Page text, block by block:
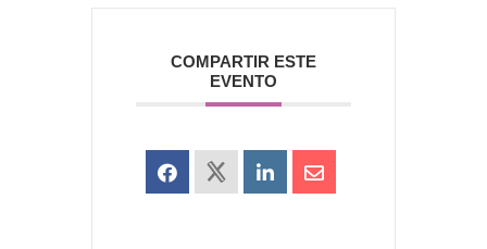
COMPARTIR ESTE
EVENTO